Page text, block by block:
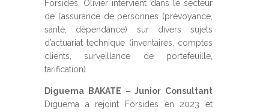
Forsides, Olivier intervient dans le secteur
de l’assurance de personnes (prévoyance,
santé, dépendance) sur divers sujets
d’actuariat technique (inventaires, comptes
clients, surveillance de portefeuille,
tarification).
Diguema BAKATE – Junior Consultant
Diguema a rejoint Forsides en 2023 et